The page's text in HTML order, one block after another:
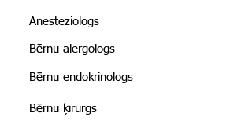
Anesteziologs
Bērnu alergologs
Bērnu endokrinologs
Bērnu ķirurgs